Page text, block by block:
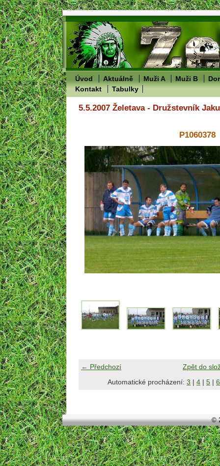
Úvod Aktuálně Muži A Muži B
Kontakt
Tabulky
5.5.2007 Želetava - Družstevník
P1060378
← Předchozí
Zpět do
Automatické procházení: 3 | 4 | 5 | 6
©